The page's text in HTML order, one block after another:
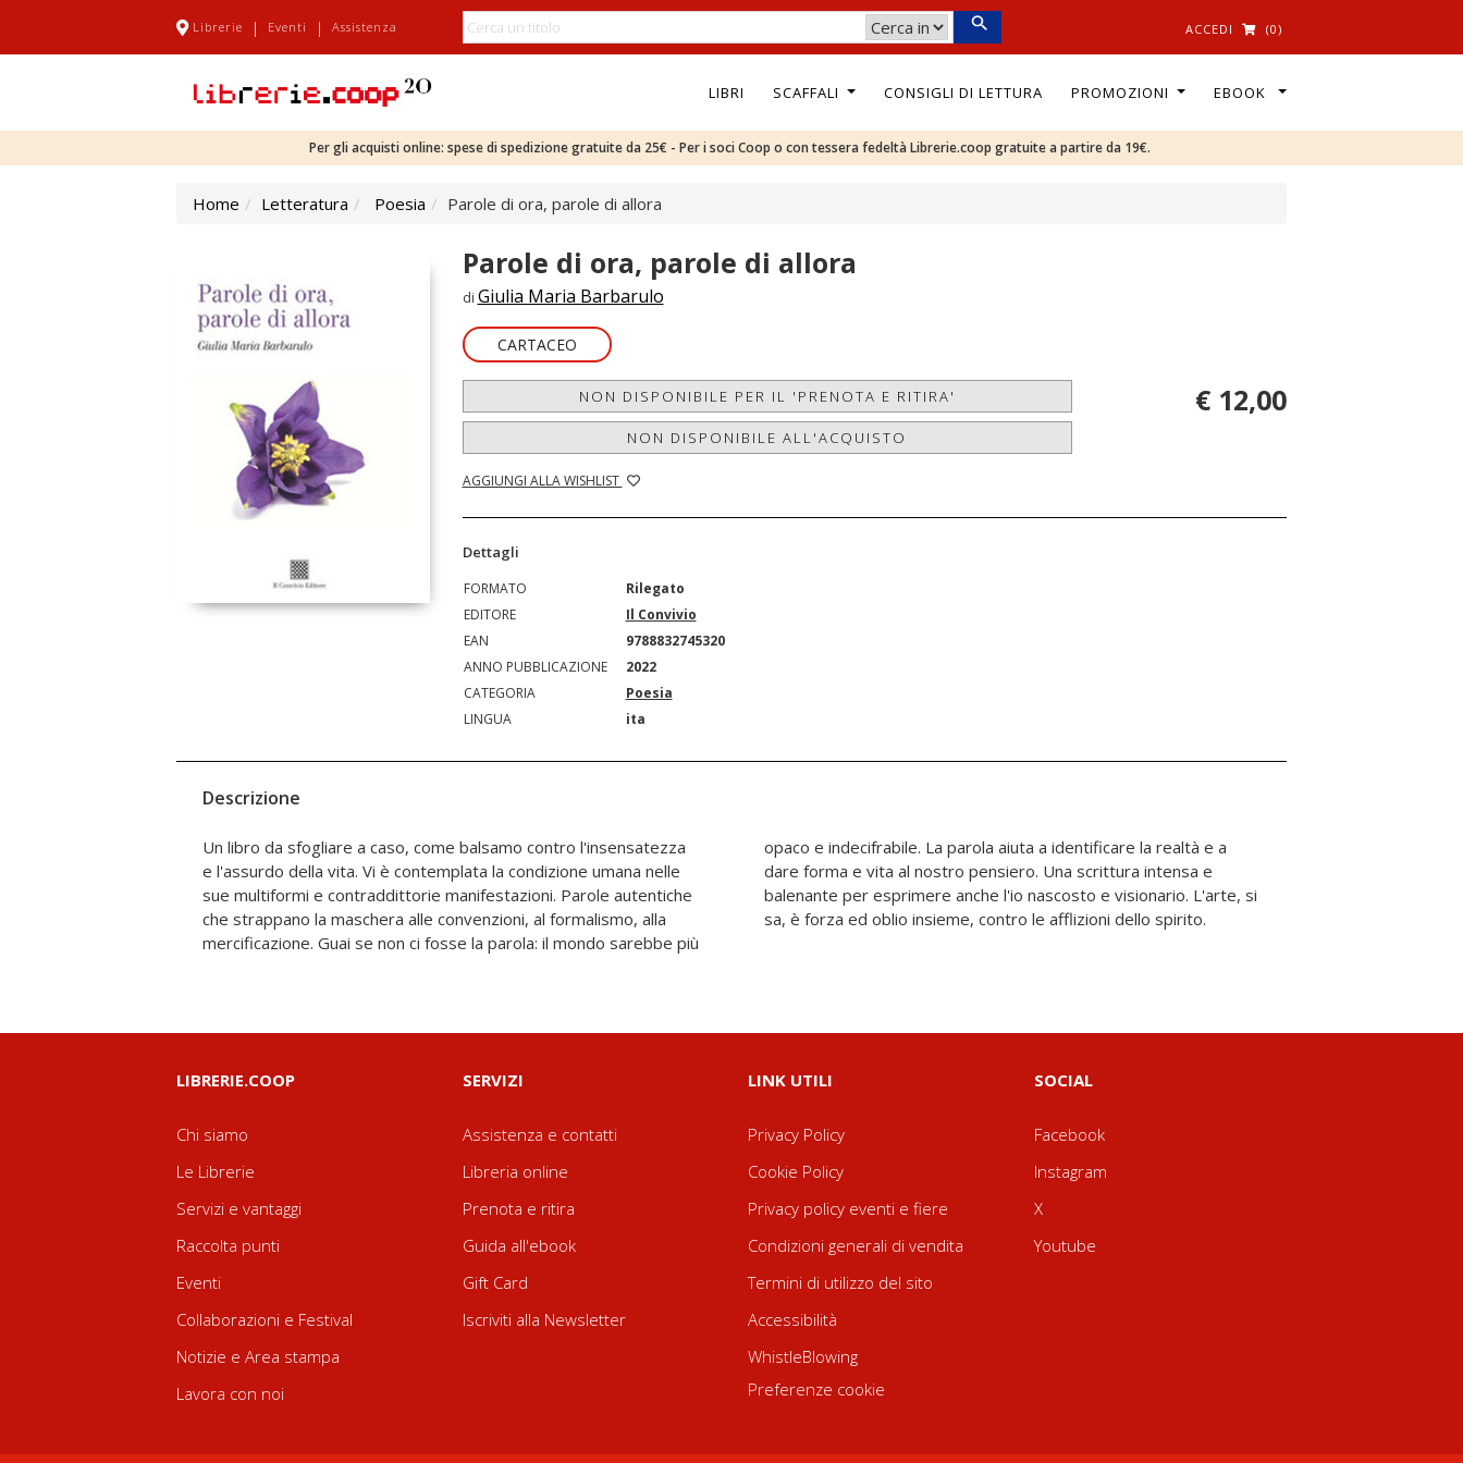
Librerie | Eventi | Assistenza ACCEDI (0)
LIBRI SCAFFALI CONSIGLI DI LETTURA PROMOZIONI EBOOK
Per gli acquisti online: spese di spedizione gratuite da 25€ - Per i soci Coop o con tessera fedeltà Librerie.coop gratuite a partire da 19€.
Home Letteratura Poesia Parole di ora, parole di allora
Parole di ora, parole di allora
di Giulia Maria Barbarulo
CARTACEO
NON DISPONIBILE PER IL 'PRENOTA E RITIRA'
NON DISPONIBILE ALL'ACQUISTO
AGGIUNGI ALLA WISHLIST
€ 12,00
Dettagli
FORMATO
Rilegato
EDITORE
Il Convivio
EAN
9788832745320
ANNO PUBBLICAZIONE
2022
CATEGORIA
Poesia
LINGUA
ita
Descrizione
Un libro da sfogliare a caso, come balsamo contro l'insensatezza
e l'assurdo della vita. Vi è contemplata la condizione umana nelle
sue multiformi e contraddittorie manifestazioni. Parole autentiche
che strappano la maschera alle convenzioni, al formalismo, alla
mercificazione. Guai se non ci fosse la parola: il mondo sarebbe più
opaco e indecifrabile. La parola aiuta a identificare la realtà e a
dare forma e vita al nostro pensiero. Una scrittura intensa e
balenante per esprimere anche l'io nascosto e visionario. L'arte, si
sa, è forza ed oblio insieme, contro le afflizioni dello spirito.
LIBRERIE.COOP
Chi siamo
Le Librerie
Servizi e vantaggi
Raccolta punti
Eventi
Collaborazioni e Festival
Notizie e Area stampa
Lavora con noi
SERVIZI
Assistenza e contatti
Libreria online
Prenota e ritira
Guida all'ebook
Gift Card
Iscriviti alla Newsletter
LINK UTILI
Privacy Policy
Cookie Policy
Privacy policy eventi e fiere
Condizioni generali di vendita
Termini di utilizzo del sito
Accessibilità
WhistleBlowing
Preferenze cookie
SOCIAL
Facebook
Instagram
X
Youtube